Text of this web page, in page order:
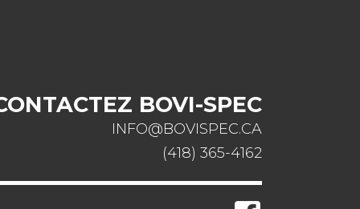
BOVI-SPEC
INFO@BOVISPEC.CA
(418) 365-4162